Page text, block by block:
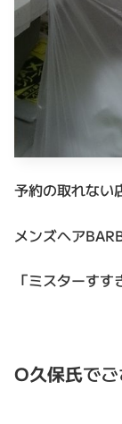
予約の取れない
メンズヘア
「ミスターすす
O久保氏でご